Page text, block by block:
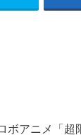
ボアニメ「超